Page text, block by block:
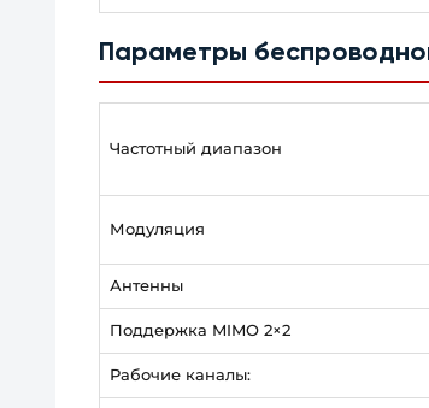
Параметры
Частотный диапазон
Модуляция
Антенны
Поддержка MIMO 2×2
Рабочие каналы: